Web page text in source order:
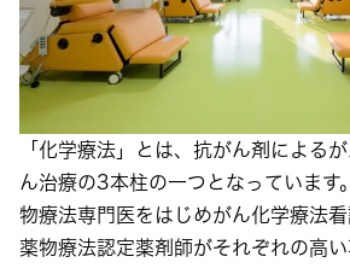
「化学療法」とは、抗がん剤による
ん治療の3本柱の一つとなっています
物療法専門医をはじめがん化学療法
薬物療法認定薬剤師がそれぞれの高